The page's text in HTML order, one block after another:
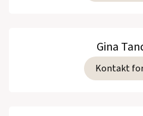
Gina
Kontakt